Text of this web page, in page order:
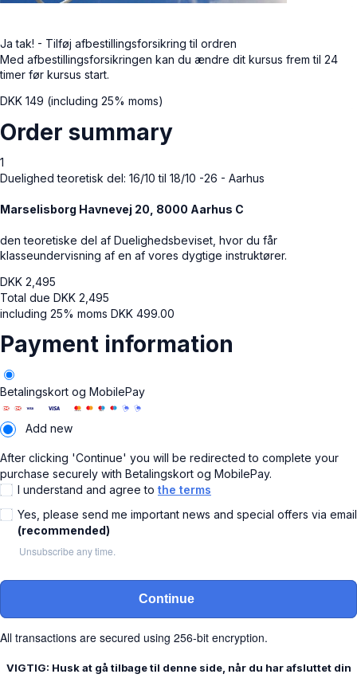
Ja tak! - Tilføj afbestillingsforsikring til ordren
Med afbestillingsforsikringen kan du ændre dit kursus frem til 24
timer før kursus start.
DKK 149 (including 25% moms)
Order summary
1
Duelighed teoretisk del: 16/10 til 18/10 -26 - Aarhus
Marselisborg Havnevej 20, 8000 Aarhus C
den teoretiske del af Duelighedsbeviset, hvor du får
klasseundervisning af en af ​​vores dygtige instruktører.
DKK 2,495
Total due DKK 2,495
including 25% moms DKK 499.00
Payment information
Betalingskort og MobilePay
Add new
After clicking 'Continue' you will be redirected to complete your
purchase securely with Betalingskort og MobilePay.
I understand and agree to the terms
Yes, please send me important news and special offers via email
(recommended)
Unsubscribe any time.
Continue
All transactions are secured using 256-bit encryption.
VIGTIG: Husk at gå tilbage til denne side, når du har afsluttet din